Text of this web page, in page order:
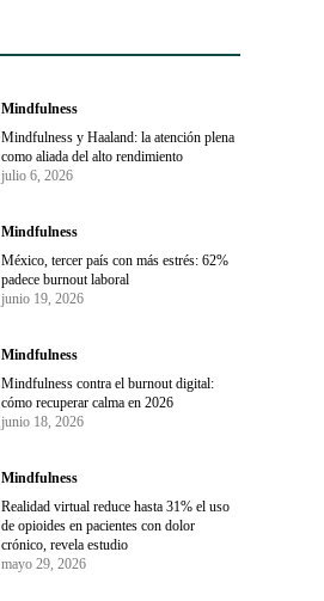
Mindfulness
Mindfulness y Haaland: la atención plena
como aliada del alto rendimiento
julio 6, 2026
Mindfulness
México, tercer país con más estrés: 62%
padece burnout laboral
junio 19, 2026
Mindfulness
Mindfulness contra el burnout digital:
cómo recuperar calma en 2026
junio 18, 2026
Mindfulness
Realidad virtual reduce hasta 31% el uso
de opioides en pacientes con dolor
crónico, revela estudio
mayo 29, 2026